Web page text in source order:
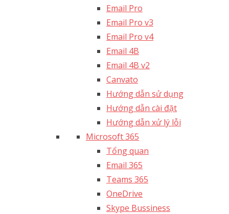
Email Pro
Email Pro v3
Email Pro v4
Email 4B
Email 4B v2
Canvato
Hướng dẫn sử dụng
Hướng dẫn cài đặt
Hướng dẫn xử lý lỗi
Microsoft 365
Tổng quan
Email 365
Teams 365
OneDrive
Skype Bussiness